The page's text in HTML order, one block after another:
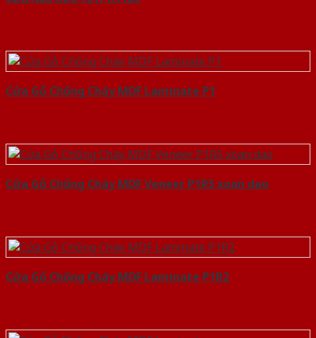
Cửa Gỗ Chống Cháy MDF Laminate P1
Cửa Gỗ Chống Cháy MDF Veneer P1R5 xoan dao
Cửa Gỗ Chống Cháy MDF Laminate P1R2